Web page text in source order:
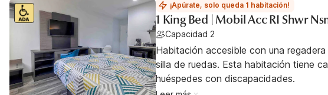
¡Apúrate, solo queda 1 habitación!
1 King Bed | Mobil Acc RI Shwr
Capacidad 2
Habitación accesible con una
silla de ruedas. Esta habitación tiene
huéspedes con discapacidades.